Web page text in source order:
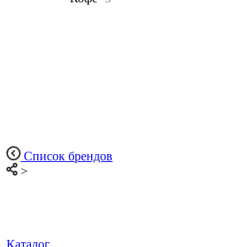
Список брендов
>
Каталог